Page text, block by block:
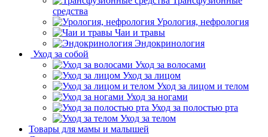
средства
Урология, нефрология
Чаи и травы
Эндокринология
Уход за собой
Уход за волосами
Уход за лицом
Уход за лицом и телом
Уход за ногами
Уход за полостью рта
Уход за телом
Товары для мамы и малышей